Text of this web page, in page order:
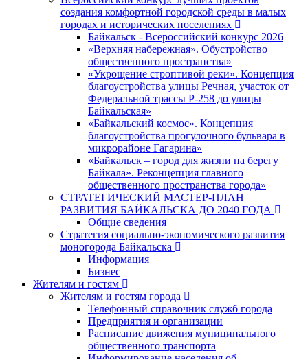
создания комфортной городской среды в малых
городах и исторических поселениях
Байкальск - Всероссийский конкурс 2026
«Верхняя набережная». Обустройство
общественного пространства»
«Укрощение строптивой реки». Концепция
благоустройства улицы Речная, участок от
Федеральной трассы Р-258 до улицы
Байкальская»
«Байкальский космос». Концепция
благоустройства прогулочного бульвара в
микрорайоне Гагарина»
«Байкальск – город для жизни на берегу
Байкала». Реконцепция главного
общественного пространства города»
СТРАТЕГИЧЕСКИЙ МАСТЕР-ПЛАН
РАЗВИТИЯ БАЙКАЛЬСКА ДО 2040 ГОДА
Общие сведения
Стратегия социально-экономического развития
моногорода Байкальска
Информация
Бизнес
Жителям и гостям
Жителям и гостям города
Телефонный справочник служб города
Предприятия и организации
Расписание движения муниципального
общественного транспорта